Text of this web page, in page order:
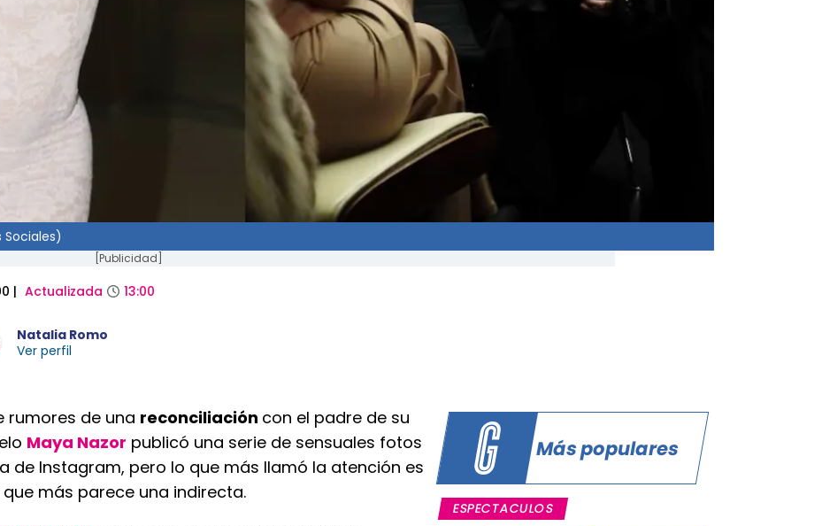
Sociales)
[Publicidad]
| Actualizada 13:00
Natalia Romo
Ver perfil
rumores de una reconciliación con el padre de su
Maya Nazor publicó una serie de sensuales fotos
de Instagram, pero lo que más llamó la atención es
más parece una indirecta.
Más populares
ESPECTACULOS